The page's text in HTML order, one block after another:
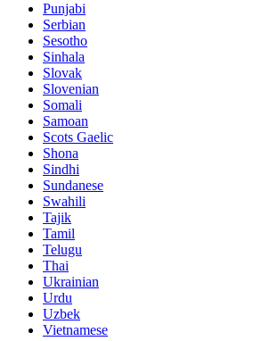
Punjabi
Serbian
Sesotho
Sinhala
Slovak
Slovenian
Somali
Samoan
Scots Gaelic
Shona
Sindhi
Sundanese
Swahili
Tajik
Tamil
Telugu
Thai
Ukrainian
Urdu
Uzbek
Vietnamese